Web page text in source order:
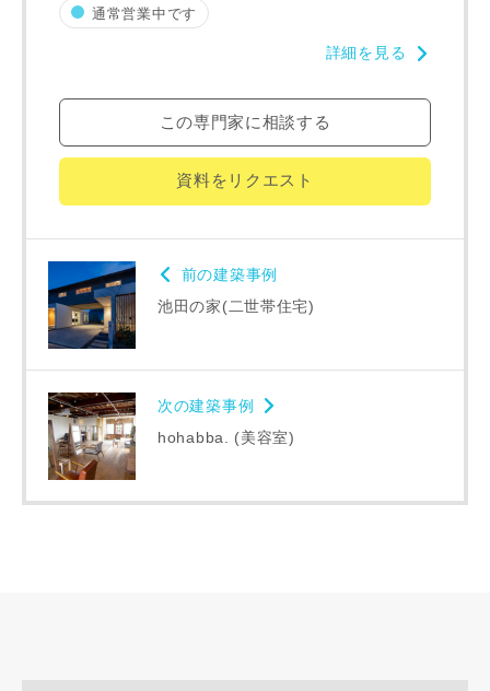
通常営業中です
詳細を見る
この専門家に相談する
資料をリクエスト
前の建築事例
池田の家(二世帯住宅)
次の建築事例
hohabba. (美容室)
建築予定地
希望の予算
万円〜 万円
完成希望時期
専門家の都合により、資料の送付が遅くなったり、送付でき
ない場合があります。あらかじめご了承ください。